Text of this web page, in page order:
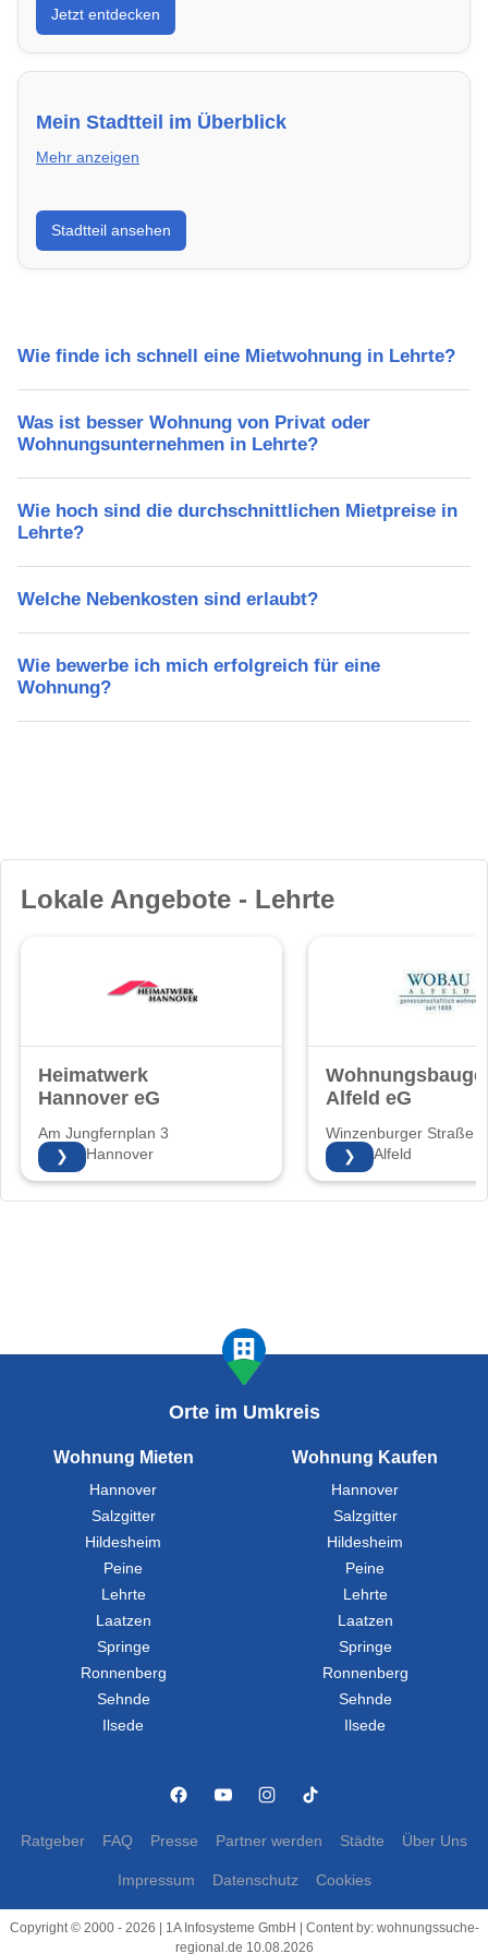
energieeffizient und sofort bezugsfertig.
Jetzt entdecken
Mein Stadtteil im Überblick
Mehr anzeigen
Erfahre mehr über deinen Stadtteil in Lehrte:
Lebensqualität, Verkehrsanbindung, Schulen,
Stadtteil ansehen
Wie finde ich schnell eine Mietwohnung in Lehrte?
Was ist besser Wohnung von Privat oder
Wohnungsunternehmen in Lehrte?
Wie hoch sind die durchschnittlichen Mietpreise in
Lehrte?
Welche Nebenkosten sind erlaubt?
Wie bewerbe ich mich erfolgreich für eine
Wohnung?
Lokale Angebote - Lehrte
Heimatwerk
Hannover eG
Am Jungfernplan 3
30171 Hannover
❯
Alfeld eG
Winzenburger Straße
31061 Alfeld
❯
Orte im Umkreis
Wohnung Mieten
Hannover
Salzgitter
Hildesheim
Peine
Lehrte
Laatzen
Springe
Ronnenberg
Sehnde
Ilsede
Wohnung Kaufen
Hannover
Salzgitter
Hildesheim
Peine
Lehrte
Laatzen
Springe
Ronnenberg
Sehnde
Ilsede
Ratgeber FAQ Presse Partner werden Städte Über Uns
Impressum Datenschutz Cookies
Copyright © 2000 - 2026 | 1A Infosysteme GmbH | Content by: wohnungssuche-
regional.de 10.08.2026